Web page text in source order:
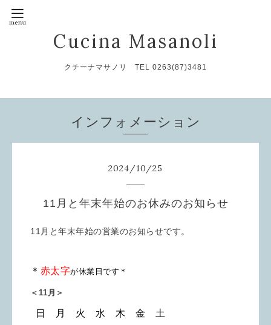
Cucina Masanoli
クチーナマサノリ TEL 0263(87)3481
インフォメーション
2024/10/25
11月と年末年始のお休みのお知らせ
11月と年末年始の営業のお知らせです。
＊ 赤太字が休業日です＊
＜11月＞
日 月 火 水 木 金 土